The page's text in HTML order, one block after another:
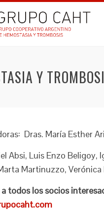
Y
Dras. María Esther
Absi, Luis Enzo
Martinuzzo,
todos los socios